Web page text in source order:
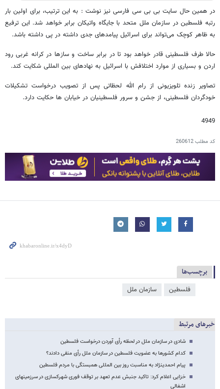
در همین حال سایت بی بی سی فارسی نیز نوشت : به این ترتیب، ‌برای اولین بار
رتبه فلسطین در سازمان ملل متحد با جایگاه واتیکان برابر خواهد شد. این ترفیع
به ظاهر کوچک می‌تواند برای اسرائیل پیامدهای جدی داشته در پی داشته باشد.
حالا طرف فلسطینی قادر خواهد بود تا در برابر ساخت و سازها در کرانه غربی رود
اردن و بسیاری از موارد اختلافش با اسرائیل به نهادهای بین المللی شکایت کند.
تصاویر زنده تلویزیونی از رام الله لحظاتی پس از تصویب درخواست تشکیلات
خودگردان فلسطینی، از جشن و سرور فلسطینیان در خیابان ها حکایت دارد.
4949
کد مطلب260612
برچسب‌ها
فلسطین سازمان ملل
خبرهای مرتبط
شادی در سازمان ملل در لحظه رأی آوردن درخواست فلسطین
کدام کشورها به عضویت فلسطین در سازمان ملل رأی منفی دادند؟
پیام احمدی​نژاد به مناسبت روز بین المللی همبستگی با مردم فلسطین
خزایی اعلام کرد: تاکید جنبش عدم تعهد بر توقف فوری شهرکسازی در سرزمین​های
اشغالی